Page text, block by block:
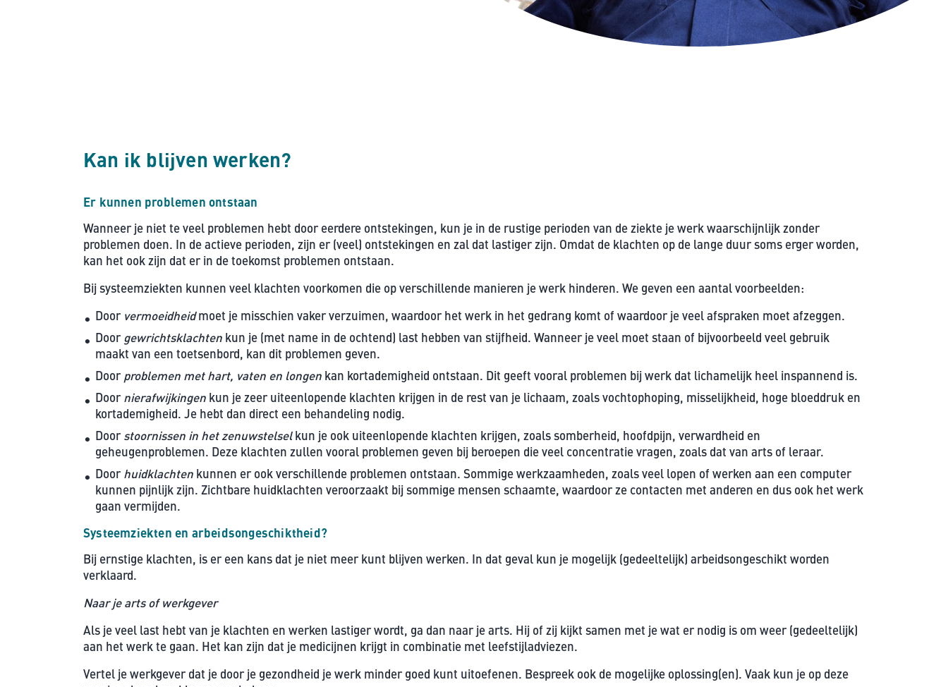
e t
e
.
Kan ik blijven werken?
Er kunnen problemen ontstaan
Wanneer je niet te veel problemen hebt door eerdere ontstekingen, kun je in de rustige perioden van de ziekte je werk waarschijnlijk zonder
problemen doen. In de actieve perioden, zijn er (veel) ontstekingen en zal dat lastiger zijn. Omdat de klachten op de lange duur soms erger worden,
kan het ook zijn dat er in de toekomst problemen ontstaan.
Bij systeemziekten kunnen veel klachten voorkomen die op verschillende manieren je werk hinderen. We geven een aantal voorbeelden:
Door vermoeidheidmoet je misschien vaker verzuimen, waardoor het werk in het gedrang komt of waardoor je veel afspraken moet afzeggen.
Doorgewrichtsklachten kun je (met name in de ochtend) last hebben van stijfheid. Wanneer je veel moet staan of bijvoorbeeld veel gebruik
maakt van een toetsenbord, kan dit problemen geven.
Doorproblemen met hart, vaten en longen kan kortademigheid ontstaan. Dit geeft vooral problemen bij werk dat lichamelijk heel inspannend is.
Doornierafwijkingen kun je zeer uiteenlopende klachten krijgen in de rest van je lichaam, zoals vochtophoping, misselijkheid, hoge bloeddruk en
kortademigheid. Je hebt dan direct een behandeling nodig.
Doorstoornissen in het zenuwstelselkun je ook uiteenlopende klachten krijgen, zoals somberheid, hoofdpijn, verwardheid en
geheugenproblemen. Deze klachten zullen vooral problemen geven bij beroepen die veel concentratie vragen, zoals dat van arts of leraar.
Doorhuidklachten kunnen er ook verschillende problemen ontstaan. Sommige werkzaamheden, zoals veel lopen of werken aan een computer
kunnen pijnlijk zijn. Zichtbare huidklachten veroorzaakt bij sommige mensen schaamte, waardoor ze contacten met anderen en dus ook het werk
gaan vermijden.
Systeemziekten en arbeidsongeschiktheid?
Bij ernstige klachten, is er een kans dat je niet meer kunt blijven werken. In dat geval kun je mogelijk (gedeeltelijk) arbeidsongeschikt worden
verklaard.
Naar je arts of werkgever
Als je veel last hebt van je klachten en werken lastiger wordt, ga dan naar je arts. Hij of zij kijkt samen met je wat er nodig is om weer (gedeeltelijk)
aan het werk te gaan. Het kan zijn dat je medicijnen krijgt in combinatie met leefstijladviezen.
Vertel je werkgever dat je door je gezondheid je werk minder goed kunt uitoefenen. Bespreek ook de mogelijke oplossing(en). Vaak kun je op deze